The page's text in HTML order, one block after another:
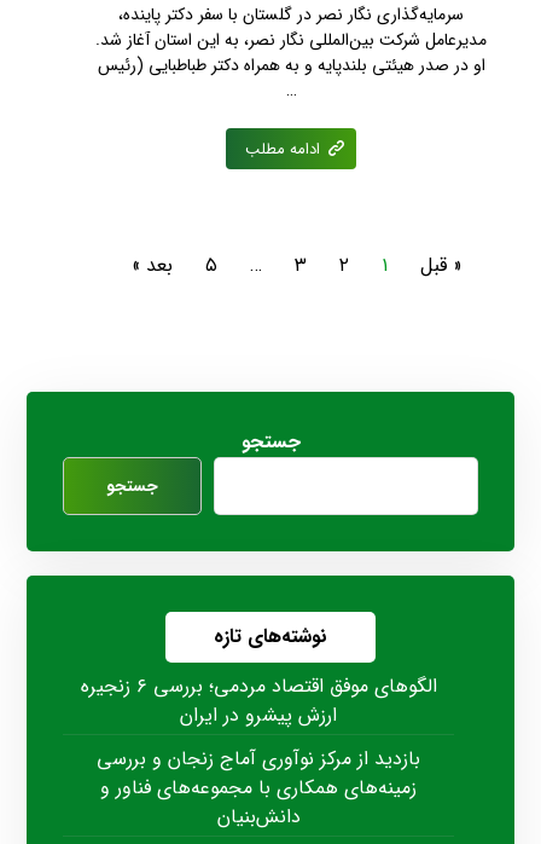
سرمایه‌گذاری نگار نصر در گلستان با سفر دکتر پاینده،
مدیرعامل شرکت بین‌المللی نگار نصر، به این استان آغاز شد.
او در صدر هیئتی بلندپایه و به همراه دکتر طباطبایی (رئیس
…
ادامه مطلب
« قبل ۱ ۲ ۳ … ۵ بعد »
جستجو
جستجو
نوشته‌های تازه
الگوهای موفق اقتصاد مردمی؛ بررسی ۶ زنجیره
ارزش پیشرو در ایران
بازدید از مرکز نوآوری آماج زنجان و بررسی
زمینه‌های همکاری با مجموعه‌های فناور و
دانش‌بنیان